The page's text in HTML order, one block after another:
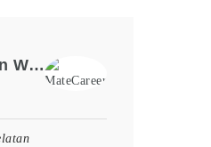
Admin Warehouse & Logistik